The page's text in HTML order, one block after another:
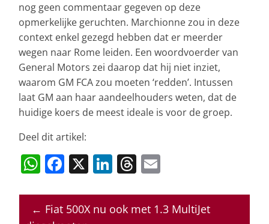
nog geen commentaar gegeven op deze
opmerkelijke geruchten. Marchionne zou in deze
context enkel gezegd hebben dat er meerder
wegen naar Rome leiden. Een woordvoerder van
General Motors zei daarop dat hij niet inziet,
waarom GM FCA zou moeten ‘redden’. Intussen
laat GM aan haar aandeelhouders weten, dat de
huidige koers de meest ideale is voor de groep.
Deel dit artikel:
W
at
F
c
X Li
k
T
re ai
← Fiat 500X nu ook met 1.3 MultiJet